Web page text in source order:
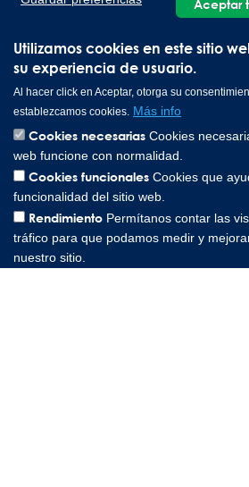
Utilizamos cookies en este sitio
su experiencia de usuario.
Al hacer click en Aceptar, otorga su
establezcamos cookies. Más info
Cookies necesarias Cookies
web funcione con normalidad.
Cookies funcionales Cookies que
funcionalidad del sitio web.
Rendimiento Permítanos contar las
tráfico para que podamos medir y
nuestro sitio.
Aceptar
Lee Spring Altenaer Straße 23, 58507
Copyright ©